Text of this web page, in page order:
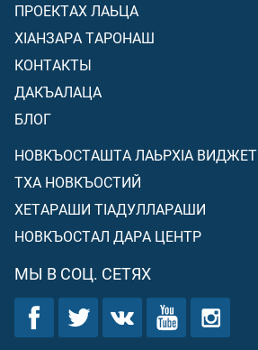
ПРОЕКТАХ ЛАЬЦА
ХIАНЗАРА ТАРОНАШ
КОНТАКТЫ
ДАКЪАЛАЦА
БЛОГ
НОВКЪОСТАШТА ЛАЬРХIА ВИДЖЕТ
ТХА НОВКЪОСТИЙ
ХЕТАРАШИ ТIАДУЛЛАРАШИ
НОВКЪОСТАЛ ДАРА ЦЕНТР
МЫ В СОЦ. СЕТЯХ